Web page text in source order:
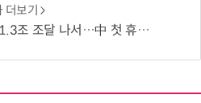
더보기
서…中 첫 휴머노이드 상장사 탄생 임박